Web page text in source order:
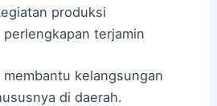
produksi
perlengkapan terjamin
kelangsungan
di daerah.